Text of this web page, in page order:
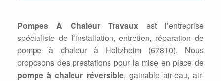
Pompes A Chaleur Travaux est l’entreprise
spécialiste de l’installation, entretien, réparation de
pompe à chaleur à Holtzheim (67810). Nous
proposons des prestations pour la mise en place de
pompe à chaleur réversible, gainable air-eau, air-